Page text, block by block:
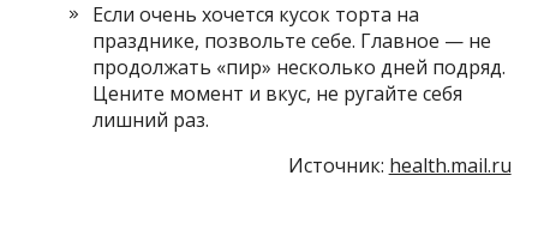
Если очень хочется кусок торта на
празднике, позвольте себе. Главное — не
продолжать «пир» несколько дней подряд.
Цените момент и вкус, не ругайте себя
лишний раз.
Источник: health.mail.ru